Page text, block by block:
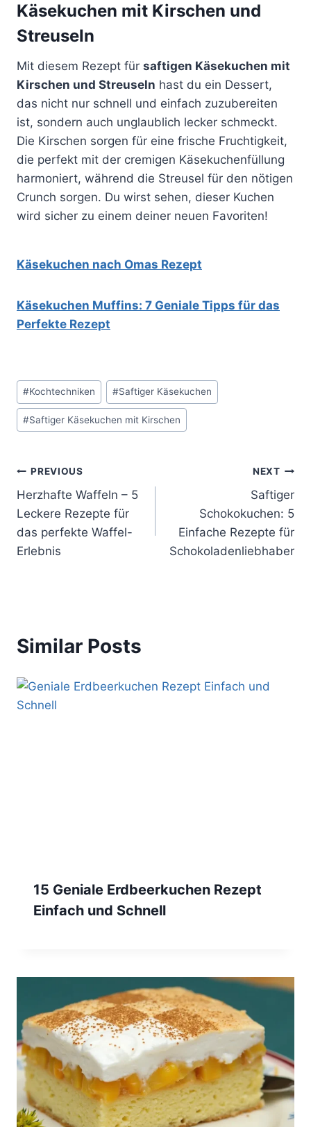
Käsekuchen mit Kirschen und
Streuseln
Mit diesem Rezept für saftigen Käsekuchen mit
Kirschen und Streuseln hast du ein Dessert,
das nicht nur schnell und einfach zuzubereiten
ist, sondern auch unglaublich lecker schmeckt.
Die Kirschen sorgen für eine frische Fruchtigkeit,
die perfekt mit der cremigen Käsekuchenfüllung
harmoniert, während die Streusel für den nötigen
Crunch sorgen. Du wirst sehen, dieser Kuchen
wird sicher zu einem deiner neuen Favoriten!
Käsekuchen nach Omas Rezept
Käsekuchen Muffins: 7 Geniale Tipps für das
Perfekte Rezept
Post
Tags:
#Kochtechniken #Saftiger Käsekuchen
#Saftiger Käsekuchen mit Kirschen
Post
navigation
PREVIOUS
Herzhafte Waffeln – 5
Leckere Rezepte für
das perfekte Waffel-
Erlebnis
NEXT
Saftiger
Schokokuchen: 5
Einfache Rezepte für
Schokoladenliebhaber
Similar Posts
15 Geniale Erdbeerkuchen Rezept
Einfach und Schnell